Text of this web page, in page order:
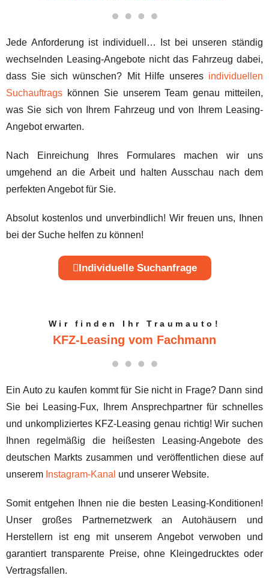
Jede Anforderung ist individuell… Ist bei unseren ständig
wechselnden Leasing-Angebote nicht das Fahrzeug dabei,
dass Sie sich wünschen? Mit Hilfe unseres individuellen
Suchauftrags können Sie unserem Team genau mitteilen,
was Sie sich von Ihrem Fahrzeug und von Ihrem Leasing-
Angebot erwarten.
Nach Einreichung Ihres Formulares machen wir uns
umgehend an die Arbeit und halten Ausschau nach dem
perfekten Angebot für Sie.
Absolut kostenlos und unverbindlich! Wir freuen uns, Ihnen
bei der Suche helfen zu können!
Individuelle Suchanfrage
Wir finden Ihr Traumauto!
KFZ-Leasing vom Fachmann
Ein Auto zu kaufen kommt für Sie nicht in Frage? Dann sind
Sie bei Leasing-Fux, Ihrem Ansprechpartner für schnelles
und unkompliziertes KFZ-Leasing genau richtig! Wir suchen
Ihnen regelmäßig die heißesten Leasing-Angebote des
deutschen Markts zusammen und veröffentlichen diese auf
unserem Instagram-Kanal und unserer Website.
Somit entgehen Ihnen nie die besten Leasing-Konditionen!
Unser großes Partnernetzwerk an Autohäusern und
Herstellern ist eng mit unserem Angebot verwoben und
garantiert transparente Preise, ohne Kleingedrucktes oder
Vertragsfallen.